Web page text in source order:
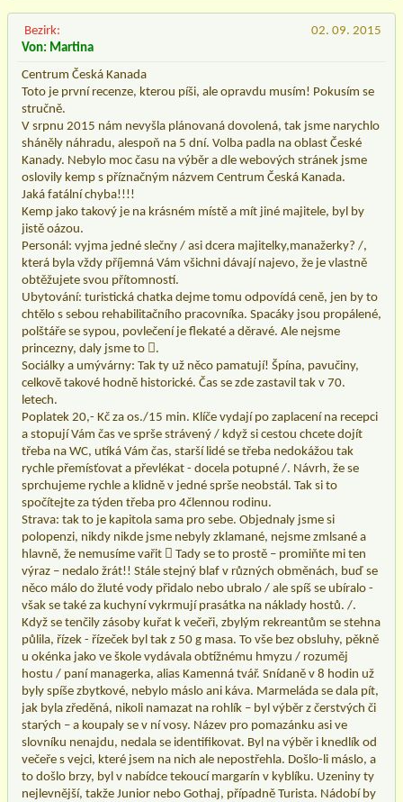
Bezirk:
02. 09. 2015
Von: Martina
Centrum Česká Kanada
Toto je první recenze, kterou píši, ale opravdu musím! Pokusím se
stručně.
V srpnu 2015 nám nevyšla plánovaná dovolená, tak jsme narychlo
sháněly náhradu, alespoň na 5 dní. Volba padla na oblast České
Kanady. Nebylo moc času na výběr a dle webových stránek jsme
oslovily kemp s příznačným názvem Centrum Česká Kanada.
Jaká fatální chyba!!!!
Kemp jako takový je na krásném místě a mít jiné majitele, byl by
jistě oázou.
Personál: vyjma jedné slečny / asi dcera majitelky,manažerky? /,
která byla vždy příjemná Vám všichni dávají najevo, že je vlastně
obtěžujete svou přítomností.
Ubytování: turistická chatka dejme tomu odpovídá ceně, jen by to
chtělo s sebou rehabilitačního pracovníka. Spacáky jsou propálené,
polštáře se sypou, povlečení je flekaté a děravé. Ale nejsme
princezny, daly jsme to .
Sociálky a umývárny: Tak ty už něco pamatují! Špína, pavučiny,
celkově takové hodně historické. Čas se zde zastavil tak v 70.
letech.
Poplatek 20,- Kč za os./15 min. Klíče vydají po zaplacení na recepci
a stopují Vám čas ve sprše strávený / když si cestou chcete dojít
třeba na WC, utíká Vám čas, starší lidé se třeba nedokážou tak
rychle přemísťovat a převlékat - docela potupné /. Návrh, že se
sprchujeme rychle a klidně v jedné sprše neobstál. Tak si to
spočítejte za týden třeba pro 4člennou rodinu.
Strava: tak to je kapitola sama pro sebe. Objednaly jsme si
polopenzi, nikdy nikde jsme nebyly zklamané, nejsme zmlsané a
hlavně, že nemusíme vařit  Tady se to prostě – promiňte mi ten
výraz – nedalo žrát!! Stále stejný blaf v různých obměnách, buď se
něco málo do žluté vody přidalo nebo ubralo / ale spíš se ubíralo -
však se také za kuchyní vykrmují prasátka na náklady hostů. /.
Když se tenčily zásoby kuřat k večeři, zbylým rekreantům se stehna
půlila, řízek - řízeček byl tak z 50 g masa. To vše bez obsluhy, pěkně
u okénka jako ve škole vydávala obtížnému hmyzu / rozuměj
hostu / paní managerka, alias Kamenná tvář. Snídaně v 8 hodin už
byly spíše zbytkové, nebylo máslo ani káva. Marmeláda se dala pít,
jak byla zředěná, nikoli namazat na rohlík – byl výběr z čerstvých či
starých – a koupaly se v ní vosy. Název pro pomazánku asi ve
slovníku nenajdu, nedala se identifikovat. Byl na výběr i knedlík od
večeře s vejci, které jsem na nich ale nepostřehla. Došlo-li máslo, a
to došlo brzy, byl v nabídce tekoucí margarín v kyblíku. Uzeniny ty
nejlevnější, takže Junior nebo Gothaj, případně Turista. Nádobí by